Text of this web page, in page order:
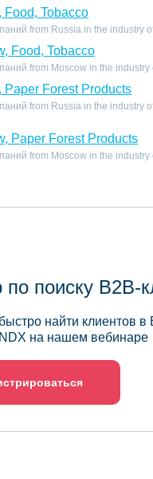
Food, Tobacco
from Russia in the industry
Food, Tobacco
from Moscow in the industry
Paper Forest Products
from Russia in the industry
Paper Forest Products
from Moscow in the industry
поиску B2B-
найти клиентов в
на нашем вебинаре